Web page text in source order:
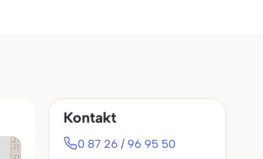
Kontakt
0 87 26 / 96 95 50